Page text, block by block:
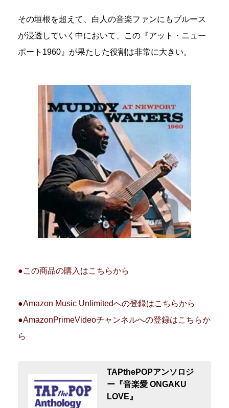
その垣根を超えて、白人の音楽ファンにもブルース
が浸透していく中において、この『アット・ニュー
ポート1960』が果たした役割は非常に大きい。
●この商品の購入はこちらから
●Amazon Music Unlimitedへの登録はこちらから
●AmazonPrimeVideoチャンネルへの登録はこちらか
ら
TAPthePOPアンソロジ
ー『音楽愛 ONGAKU
LOVE』